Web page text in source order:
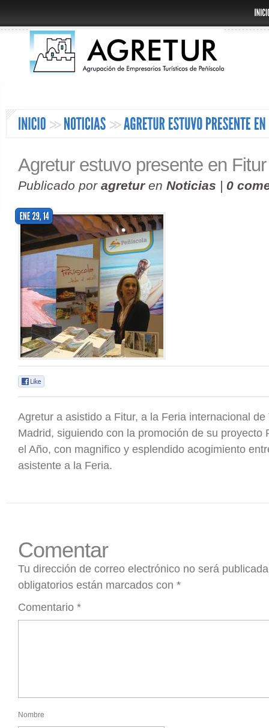
Agretur estuvo presente en Fitur
Publicado por agreturen Noticias | 0
Agretur a asistido a Fitur, a la Feria internacional de
Madrid, siguiendo con la promoción de su proyecto
el Año, con magnifico y esplendido acogimiento
asistente a la Feria.
Comentar
Tu dirección de correo electrónico no será
obligatorios están marcados con *
Comentario *
Nombre